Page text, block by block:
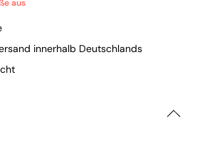
innerhalb Deutschlands